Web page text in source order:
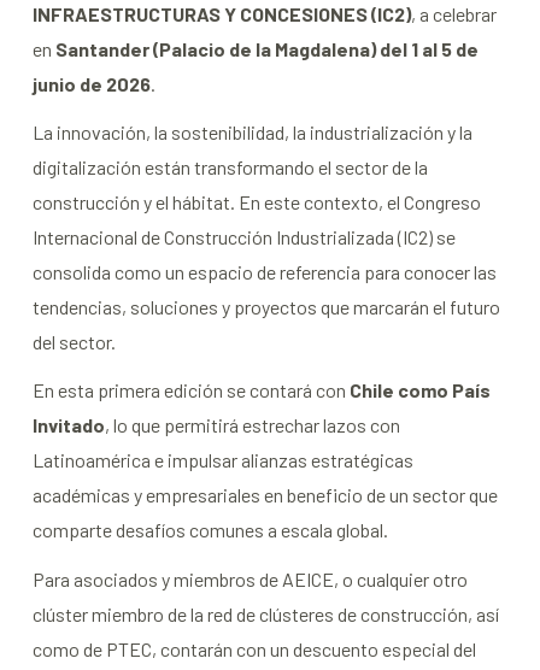
INFRAESTRUCTURAS Y CONCESIONES (IC2), a celebrar
en Santander (Palacio de la Magdalena) del 1 al 5 de
junio de 2026.
La innovación, la sostenibilidad, la industrialización y la
digitalización están transformando el sector de la
construcción y el hábitat. En este contexto, el Congreso
Internacional de Construcción Industrializada (IC2) se
consolida como un espacio de referencia para conocer las
tendencias, soluciones y proyectos que marcarán el futuro
del sector.
En esta primera edición se contará con Chile como País
Invitado, lo que permitirá estrechar lazos con
Latinoamérica e impulsar alianzas estratégicas
académicas y empresariales en beneficio de un sector que
comparte desafíos comunes a escala global.
Para asociados y miembros de AEICE, o cualquier otro
clúster miembro de la red de clústeres de construcción, así
como de PTEC, contarán con un descuento especial del